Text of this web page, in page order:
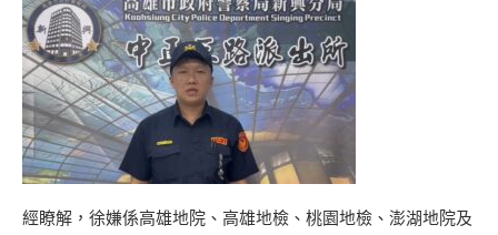
經瞭解，徐嫌係高雄地院、高雄地檢、桃園地檢、澎湖地院及